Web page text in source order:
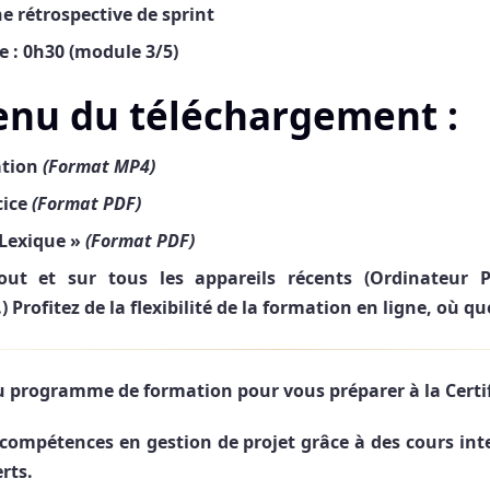
rétrospective de sprint
: 0h30 (module 3/5)
du téléchargement :
(Format MP4)
(Format PDF)
» (Format PDF)
et sur tous les appareils récents (Ordinateur
Profitez de la flexibilité de la formation en ligne, où
programme de formation pour vous préparer à la
en gestion de projet grâce à des cours